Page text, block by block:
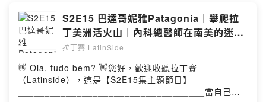
➋ 片尾曲：É isso Ai （拉丁賽主持人。Rafael）
Powered by Firstory Hosting
網：latin-side.com☕ 一杯咖啡與拉丁賽結緣：Coffee or
Tea?🎙Apple Podcast、Firstory、Spotify、Google
Podcast均有上架，點擊連結進入你喜愛的收聽平台：
https://reurl.cc/NrEVq6________________________
福人生Não importa a cor do céu, quem faz o dia
bonito é
você.___________________________________■ 本
戴過這種帽子，因而普及」。巴拿馬帽會因其編織葉子的
品質及細度影響帽子的韌性及柔軟度，編織細密度越高花
費的工時較長，通常價格也就越貴，有些高級的帽子販售
時還會附贈收納的木盒。
___________________________________📌 本篇內
文：https://latin-side.com/搜尋「巴拿馬」或「草帽」
___________________________________《本集簡
介》00：00 精選內容00：45 節目介紹＆感謝粉絲01：47
S2E15 巴達哥妮雅Patagonia｜攀爬拉
丁美洲活火山｜內科總醫師在南美的迷路
與獨行 ft. Jessie
拉丁賽 LatinSide
👋 Ola, tudo bem? 👋您好，歡迎收聽拉丁賽
（Latinside），這是【S2E15集主題節目】
___________________________________當自己人